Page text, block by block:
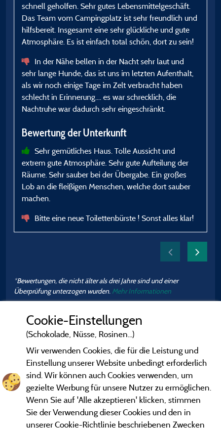
schnell geholfen. Sehr gutes Lebensmittelgeschäft.
Das Team vom Campingplatz ist sehr freundlich und
hilfsbereit. Insgesamt eine sehr glückliche und gute
Atmosphäre. Es ist einfach total schön, dort zu sein!
In der Nähe bellen in der Nacht sehr laut und
sehr lange Hunde, das ist uns im letzten Aufenthalt,
als wir noch einige Tage im Zelt verbracht haben
schlecht in Erinnerung.... es war schrecklich, die
Nachtruhe war dadurch sehr eingeschränkt.
Bewertung der Unterkunft
Sehr gemütliches Haus. Tolle Aussicht und
extrem gute Atmosphäre. Sehr gute Aufteilung der
Räume. Sehr sauber bei der Übergabe. Ein großes
Lob an die fleißigen Menschen, welche dort sauber
machen.
Bitte eine neue Toilettenbürste ! Sonst alles klar!
*Bewertungen, die nicht älter als drei Jahre sind und einer
Überprüfung unterzogen wurden. Mehr Informationen
Cookie-Einstellungen
(Schokolade, Nüsse, Rosinen...)
Wir verwenden Cookies, die für die Leistung und
Einstellung unserer Website unbedingt erforderlich
sind. Wir können auch Cookies verwenden, um
gezielte Werbung für unsere Nutzer zu ermöglichen.
Wenn Sie auf 'Alle akzeptieren' klicken, stimmen
Sie der Verwendung dieser Cookies und den in
unserer Cookie-Richtlinie beschriebenen Zwecken